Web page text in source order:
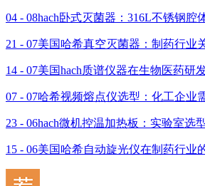
04 - 08hach卧式灭菌器：316L不锈钢腔
21 - 07美国哈希真空灭菌器：制药行业
14 - 07美国hach质谱仪器在生物医药研
07 - 07哈希视频熔点仪选型：化工企业
23 - 06hach微机控温加热板：实验室选
15 - 06美国哈希自动旋光仪在制药行业